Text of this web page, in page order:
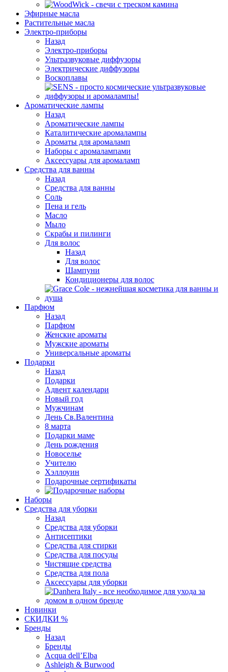
Эфирные масла
Растительные масла
Электро-приборы
Назад
Электро-приборы
Ультразвуковые диффузоры
Электрические диффузоры
Воскоплавы
Ароматические лампы
Назад
Ароматические лампы
Каталитические аромалампы
Ароматы для аромаламп
Наборы с аромалампами
Аксессуары для аромаламп
Средства для ванны
Назад
Средства для ванны
Соль
Пена и гель
Масло
Мыло
Скрабы и пилинги
Для волос
Назад
Для волос
Шампуни
Кондиционеры для волос
Парфюм
Назад
Парфюм
Женские ароматы
Мужские ароматы
Универсальные ароматы
Подарки
Назад
Подарки
Адвент календари
Новый год
Мужчинам
День Св.Валентина
8 марта
Подарки маме
День рождения
Новоселье
Учителю
Хэллоуин
Подарочные сертификаты
Наборы
Средства для уборки
Назад
Средства для уборки
Антисептики
Средства для стирки
Средства для посуды
Чистящие средства
Средства для пола
Аксессуары для уборки
Новинки
СКИДКИ %
Бренды
Назад
Бренды
Acqua dell’Elba
Ashleigh & Burwood